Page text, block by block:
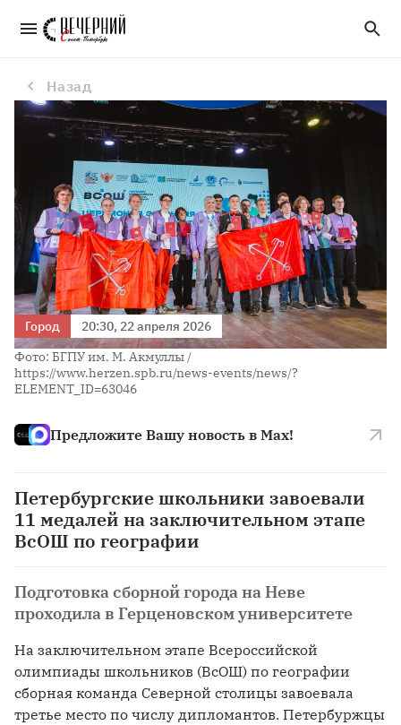
Петербургские школьники завоевали 11 медалей на заключительном этапе ВсОШ по географии
Назад
Город
20:30, 22 апреля 2026
Фото: БГПУ им. М. Акмуллы /
https://www.herzen.spb.ru/news-events/news/?
ELEMENT_ID=63046
Предложите Вашу новость в Max!
Петербургские школьники завоевали
11 медалей на заключительном этапе
ВсОШ по географии
Подготовка сборной города на Неве
проходила в Герценовском университете
На заключительном этапе Всероссийской
олимпиады школьников (ВсОШ) по географии
сборная команда Северной столицы завоевала
третье место по числу дипломантов. Петербуржцы